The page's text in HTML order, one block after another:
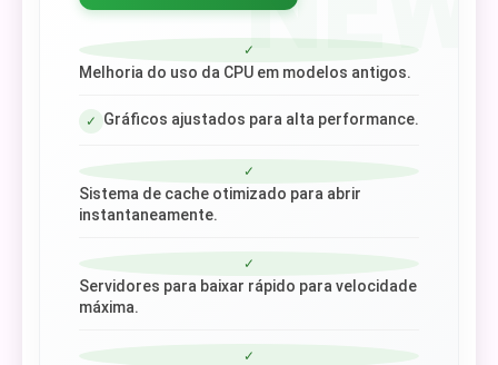
✓
Melhoria do uso da CPU em modelos antigos.
✓ Gráficos ajustados para alta performance.
✓
Sistema de cache otimizado para abrir
instantaneamente.
✓
Servidores para baixar rápido para velocidade
máxima.
✓